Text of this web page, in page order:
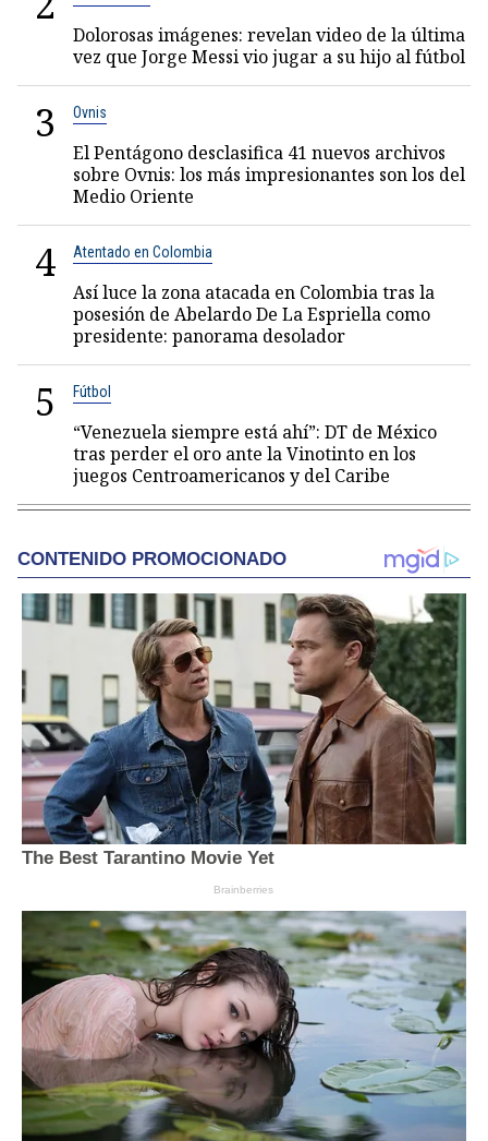
Dolorosas imágenes: revelan video de la última
vez que Jorge Messi vio jugar a su hijo al fútbol
3 Ovnis
El Pentágono desclasifica 41 nuevos archivos
sobre Ovnis: los más impresionantes son los del
Medio Oriente
4 Atentado en Colombia
Así luce la zona atacada en Colombia tras la
posesión de Abelardo De La Espriella como
presidente: panorama desolador
5 Fútbol
“Venezuela siempre está ahí”: DT de México
tras perder el oro ante la Vinotinto en los
juegos Centroamericanos y del Caribe